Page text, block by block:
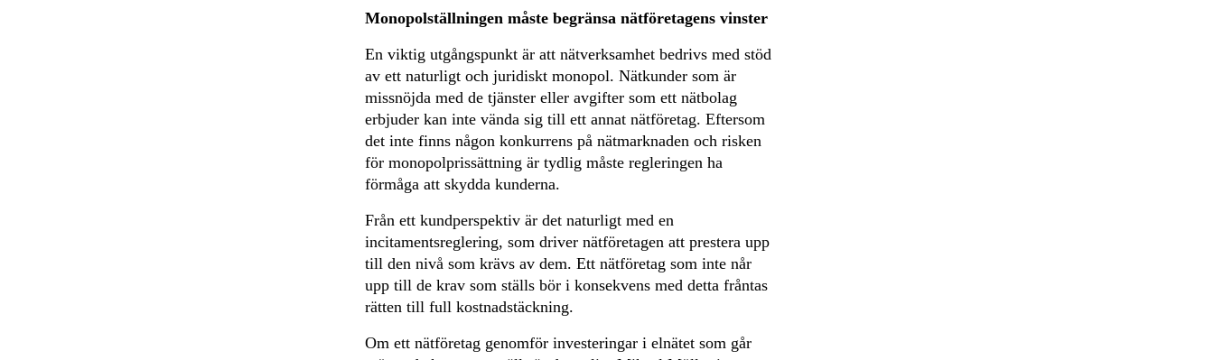
Monopolställningen måste begränsa nätföretagens vinster
En viktig utgångspunkt är att nätverksamhet bedrivs med stöd
av ett naturligt och juridiskt monopol. Nätkunder som är
missnöjda med de tjänster eller avgifter som ett nätbolag
erbjuder kan inte vända sig till ett annat nätföretag. Eftersom
det inte finns någon konkurrens på nätmarknaden och risken
för monopolprissättning är tydlig måste regleringen ha
förmåga att skydda kunderna.
Från ett kundperspektiv är det naturligt med en
incitamentsreglering, som driver nätföretagen att prestera upp
till den nivå som krävs av dem. Ett nätföretag som inte når
upp till de krav som ställs bör i konsekvens med detta fråntas
rätten till full kostnadstäckning.
Om ett nätföretag genomför investeringar i elnätet som går